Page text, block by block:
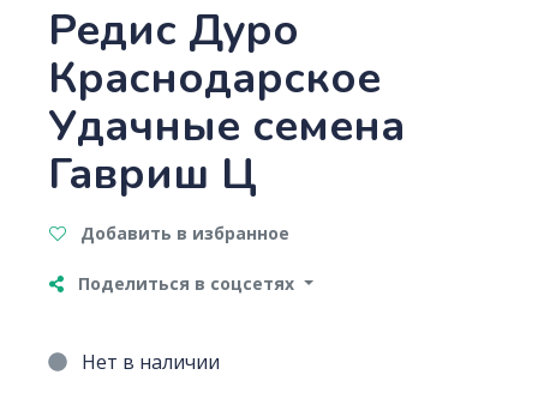
Редис Дуро
Краснодарское
Удачные семена
Гавриш Ц
Добавить в избранное
Поделиться в соцсетях
Нет в наличии